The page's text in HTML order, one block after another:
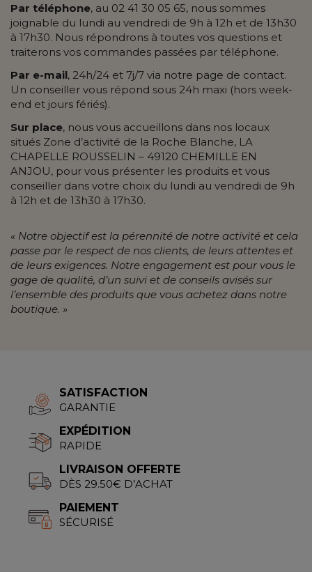
Par téléphone, au 02 41 30 05 65, nous sommes
joignable du lundi au vendredi de 9h à 12h et de 13h30
à 17h30. Nous répondrons à toutes vos questions et
traiterons vos commandes passées par téléphone.
Par e-mail, 24h/24 et 7j/7 via notre page de contact.
Un conseiller vous répond sous 24h maxi (hors week-
end et jours fériés).
Sur place, nous vous accueillons dans nos locaux
situés Zone d’activité de la Roche Blanche, LA
CHAPELLE ROUSSELIN – 49120 CHEMILLE EN
ANJOU, pour vous présenter les produits et vous
conseiller dans votre choix du lundi au vendredi de 9h
à 12h et de 13h30 à 17h30.
« Notre objectif est la pérennité de notre activité et cela
passe par le respect de nos clients, de leurs attentes et
de leurs exigences. Notre engagement est pour vous le
gage de qualité, d’un suivi et de conseils avisés sur
l’ensemble des produits que vous achetez dans notre
boutique. »
SATISFACTION
GARANTIE
EXPÉDITION
RAPIDE
LIVRAISON OFFERTE
DÈS 29.50€ D’ACHAT
PAIEMENT
SÉCURISÉ